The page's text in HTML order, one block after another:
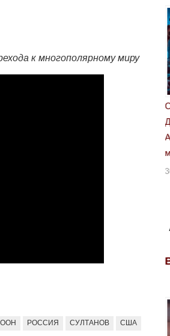
к многополярному миру
ООН РОССИЯ СУЛТАНОВ США
Война Миров